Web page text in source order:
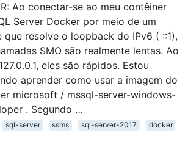
Ao conectar-se ao meu contêiner
Server Docker por meio de um
que resolve o loopback do IPv6 ( ::1),
SMO são realmente lentas. Ao
eles são rápidos. Estou
aprender como usar a imagem do
microsoft / mssql-server-windows-
. Segundo …
sql-server ssms sql-server-2017
docker